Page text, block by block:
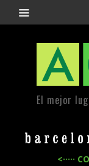
El mejor
<·····